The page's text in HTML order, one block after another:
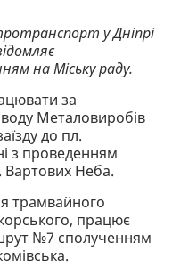
у Дніпрі
на Міську раду.
за
Металовиробів
до пл.
з проведенням
Вартових Неба.
трамвайного
працює
№7 сполученням